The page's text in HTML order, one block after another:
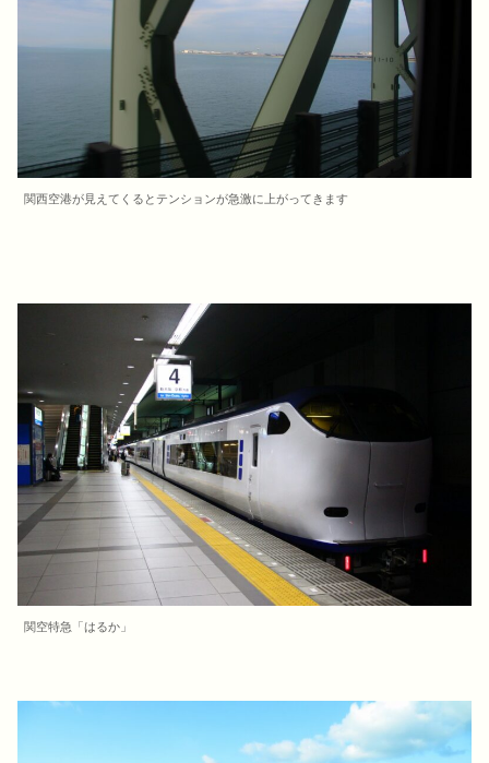
関西空港が見えてくるとテンションが急激に上がってきます
関空特急「はるか」